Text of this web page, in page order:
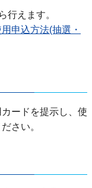
行えます。
申込方法(抽選・
ードを提示し、使
さい。